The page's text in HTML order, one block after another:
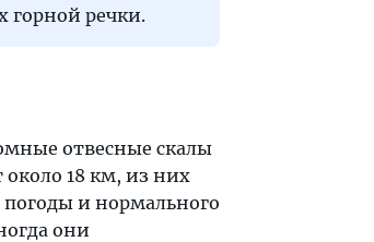
горной речки.
отвесные скалы
18 км, из них
и нормального
они